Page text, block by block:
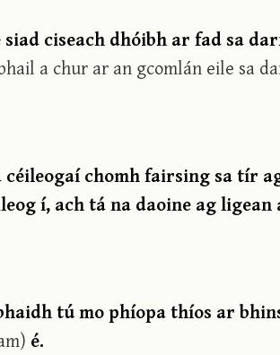
siad ciseach dhóibh ar fad sa
a chur ar an gcomlán eile sa
céileogaí chomh fairsing sa tír
í, ach tá na daoine ag
tú mo phíopa thíos ar
é.